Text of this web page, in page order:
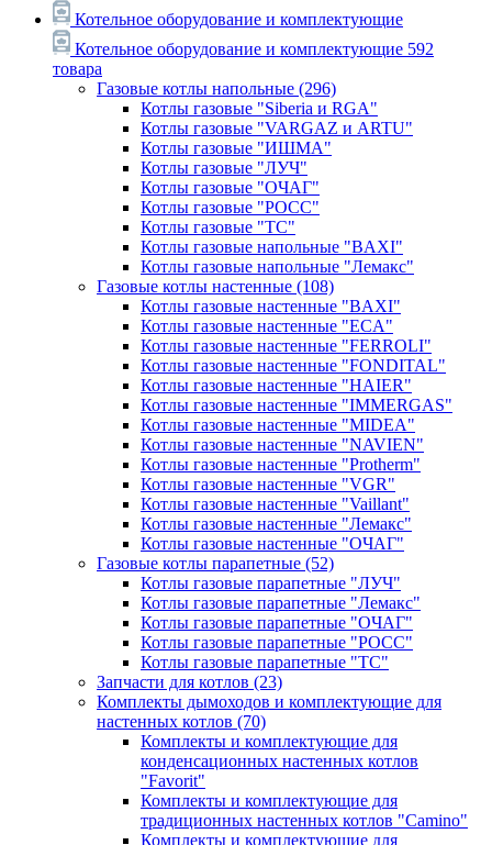
Котельное оборудование и комплектующие
Котельное оборудование и комплектующие 592
товара
Газовые котлы напольные (296)
Котлы газовые "Siberia и RGA"
Котлы газовые "VARGAZ и ARTU"
Котлы газовые "ИШМА"
Котлы газовые "ЛУЧ"
Котлы газовые "ОЧАГ"
Котлы газовые "РОСС"
Котлы газовые "ТС"
Котлы газовые напольные "BAXI"
Котлы газовые напольные "Лемакс"
Газовые котлы настенные (108)
Котлы газовые настенные "BAXI"
Котлы газовые настенные "ECA"
Котлы газовые настенные "FERROLI"
Котлы газовые настенные "FONDITAL"
Котлы газовые настенные "HAIER"
Котлы газовые настенные "IMMERGAS"
Котлы газовые настенные "MIDEA"
Котлы газовые настенные "NAVIEN"
Котлы газовые настенные "Protherm"
Котлы газовые настенные "VGR"
Котлы газовые настенные "Vaillant"
Котлы газовые настенные "Лемакс"
Котлы газовые настенные "ОЧАГ"
Газовые котлы парапетные (52)
Котлы газовые парапетные "ЛУЧ"
Котлы газовые парапетные "Лемакс"
Котлы газовые парапетные "ОЧАГ"
Котлы газовые парапетные "РОСС"
Котлы газовые парапетные "ТС"
Запчасти для котлов (23)
Комплекты дымоходов и комплектующие для
настенных котлов (70)
Комплекты и комплектующие для
конденсационных настенных котлов
"Favorit"
Комплекты и комплектующие для
традиционных настенных котлов "Camino"
Комплекты и комплектующие для